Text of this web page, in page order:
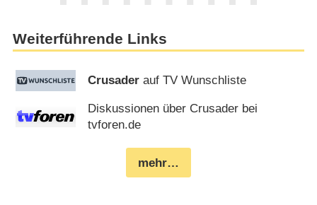
Weiterführende Links
Crusader auf TV Wunschliste
Diskussionen über Crusader bei
tvforen.de
mehr…